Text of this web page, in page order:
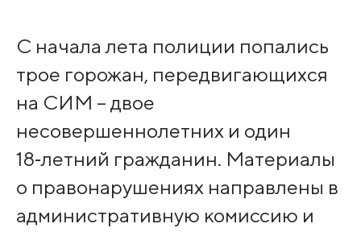
С начала лета полиции попались
трое горожан, передвигающихся
на СИМ – двое
несовершеннолетних и один
18‑летний гражданин. Материалы
о правонарушениях направлены в
административную комиссию и